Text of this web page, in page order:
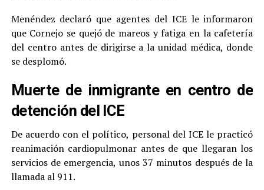
Menéndez declaró que agentes del ICE le informaron
que Cornejo se quejó de mareos y fatiga en la cafetería
del centro antes de dirigirse a la unidad médica, donde
se desplomó.
Muerte de inmigrante en centro de
detención del ICE
De acuerdo con el político, personal del ICE le practicó
reanimación cardiopulmonar antes de que llegaran los
servicios de emergencia, unos 37 minutos después de la
llamada al 911.